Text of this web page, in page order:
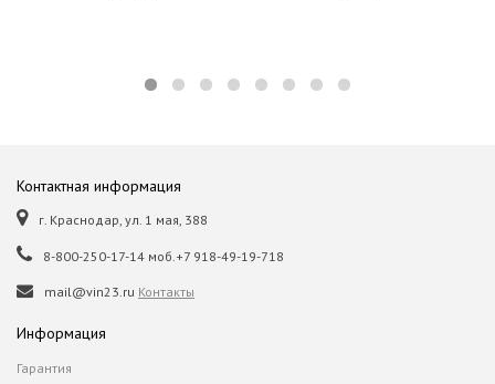
Контактная информация
г. Краснодар, ул. 1 мая, 388
8-800-250-17-14 моб.+7 918-49-19-718
mail@vin23.ru Контакты
Информация
Гарантия